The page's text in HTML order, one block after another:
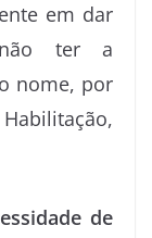
em dar
ter a
nome, por
de